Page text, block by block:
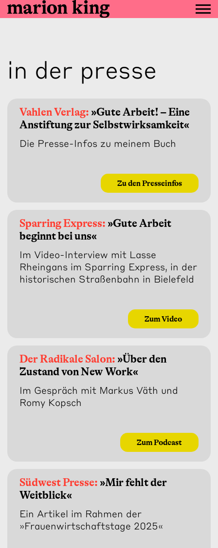
in der presse
Vahlen Verlag: »Gute Arbeit! – Eine
Anstiftung zur Selbstwirksamkeit«
Die Presse-Infos zu meinem Buch
Zu den Presseinfos
Sparring Express: »Gute Arbeit
beginnt bei uns«
Im Video-Interview mit Lasse
Rheingans im Sparring Express, in der
historischen Straßenbahn in Bielefeld
Zum Video
Der Radikale Salon: »Über den
Zustand von New Work«
Im Gespräch mit Markus Väth und
Romy Kopsch
Zum Podcast
Südwest Presse: »Mir fehlt der
Weitblick«
Ein Artikel im Rahmen der
»Frauenwirtschaftstage 2025«